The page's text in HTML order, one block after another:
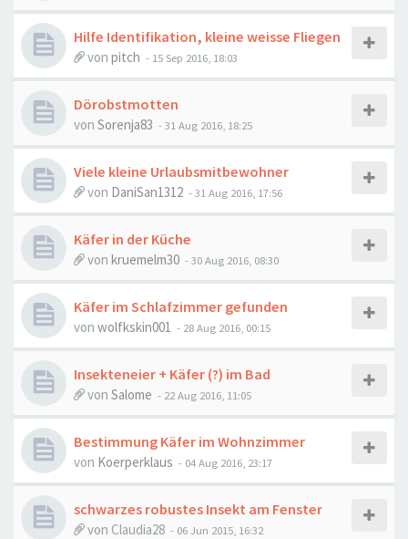
Hilfe Identifikation, kleine weisse Fliegen
von pitch - 15 Sep 2016, 18:03
Dörobstmotten
von Sorenja83 -31 Aug 2016, 18:25
Viele kleine Urlaubsmitbewohner
von DaniSan1312 -31 Aug 2016, 17:56
Käfer in der Küche
von kruemelm30 -30 Aug 2016, 08:30
Käfer im Schlafzimmer gefunden
von wolfkskin001 - 28 Aug 2016, 00:15
Insekteneier + Käfer (?) im Bad
von Salome - 22 Aug 2016, 11:05
Bestimmung Käfer im Wohnzimmer
von Koerperklaus - 04 Aug 2016, 23:17
schwarzes robustes Insekt am Fenster
von Claudia28 - 06 Jun 2015, 16:32